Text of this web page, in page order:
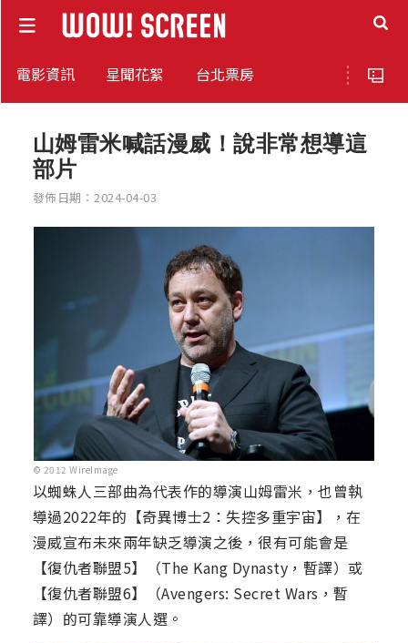
電影資訊 星聞花絮 台北票房
山姆雷米喊話漫威！說非常想導這
部片
發佈日期：2024-04-03
© 2012 WireImage
以蜘蛛人三部曲為代表作的導演山姆雷米，也曾執
導過2022年的【奇異博士2：失控多重宇宙】，在
漫威宣布未來兩年缺乏導演之後，很有可能會是
【復仇者聯盟5】（The Kang Dynasty，暫譯）或
【復仇者聯盟6】（Avengers: Secret Wars，暫
譯）的可靠導演人選。